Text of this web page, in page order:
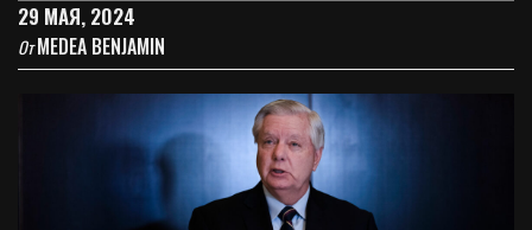
29 МАЯ, 2024
ОтMEDEA BENJAMIN